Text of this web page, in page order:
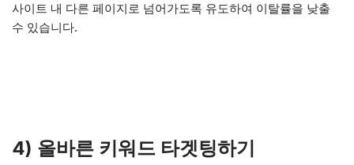
사이트 내 다른 페이지로 넘어가도록 유도하여 이탈률을 낮출
수 있습니다.
4) 올바른 키워드 타겟팅하기